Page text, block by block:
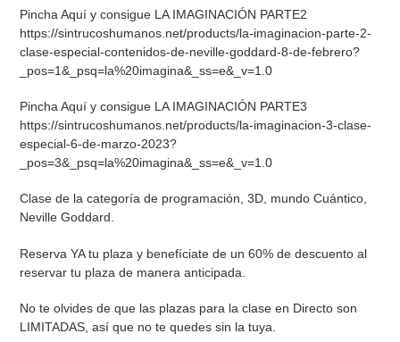
Pincha Aquí y consigue LA IMAGINACIÓN PARTE2
https://sintrucoshumanos.net/products/la-imaginacion-parte-2-
clase-especial-contenidos-de-neville-goddard-8-de-febrero?
_pos=1&_psq=la%20imagina&_ss=e&_v=1.0
Pincha Aquí y consigue LA IMAGINACIÓN PARTE3
https://sintrucoshumanos.net/products/la-imaginacion-3-clase-
especial-6-de-marzo-2023?
_pos=3&_psq=la%20imagina&_ss=e&_v=1.0
Clase de la categoría de programación, 3D, mundo Cuántico,
Neville Goddard.
Reserva YA tu plaza y benefíciate de un 60% de descuento al
reservar tu plaza de manera anticipada.
No te olvides de que las plazas para la clase en Directo son
LIMITADAS, así que no te quedes sin la tuya.